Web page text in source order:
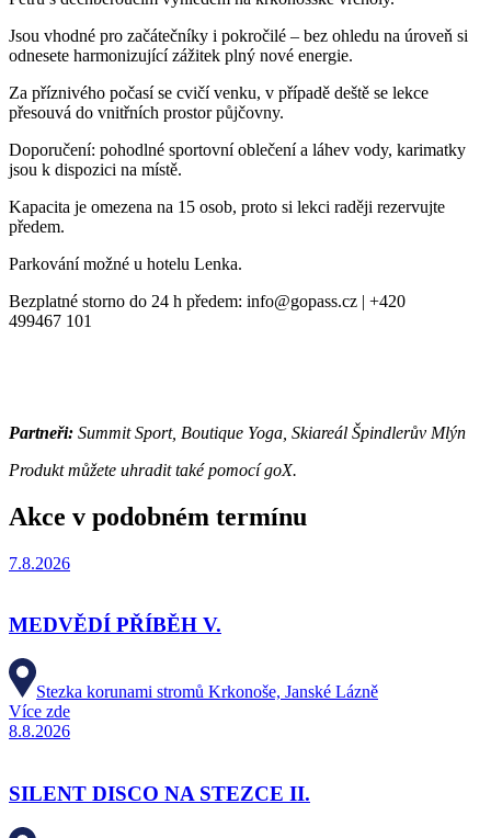
Jsou vhodné pro začátečníky i pokročilé – bez ohledu na úroveň si
odnesete harmonizující zážitek plný nové energie.
Za příznivého počasí se cvičí venku, v případě deště se lekce
přesouvá do vnitřních prostor půjčovny.
Doporučení: pohodlné sportovní oblečení a láhev vody, karimatky
jsou k dispozici na místě.
Kapacita je omezena na 15 osob, proto si lekci raději rezervujte
předem.
Parkování možné u hotelu Lenka.
Bezplatné storno do 24 h předem: info@gopass.cz | +420
499467 101
Partneři: Summit Sport, Boutique Yoga, Skiareál Špindlerův Mlýn
Produkt můžete uhradit také pomocí goX.
Akce v podobném termínu
7.8.2026
MEDVĚDÍ PŘÍBĚH V.
Stezka korunami stromů Krkonoše, Janské Lázně
Více zde
8.8.2026
SILENT DISCO NA STEZCE II.